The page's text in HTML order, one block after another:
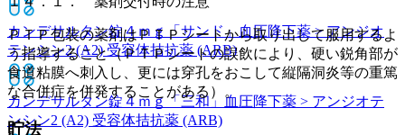
カンデサルタン錠４ｍｇ「サンド」血圧降下薬 > アンジオ
テンシン2 (A2) 受容体拮抗薬 (ARB)
カンデサルタン錠４ｍｇ「三和」 血圧降下薬 > アンジオテ
ンシン2 (A2) 受容体拮抗薬 (ARB)
ＰＴＰ包装の薬剤はＰＴＰシートから取り出して服用するよ
う指導すること（ＰＴＰシートの誤飲により、硬い鋭角部が
食道粘膜へ刺入し、更には穿孔をおこして縦隔洞炎等の重篤
な合併症を併発することがある）。
貯法